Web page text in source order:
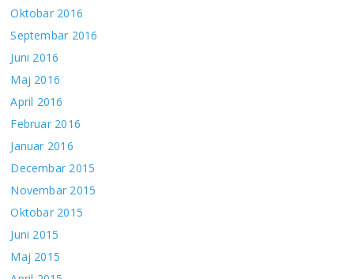
Oktobar 2016
Septembar 2016
Juni 2016
Maj 2016
April 2016
Februar 2016
Januar 2016
Decembar 2015
Novembar 2015
Oktobar 2015
Juni 2015
Maj 2015